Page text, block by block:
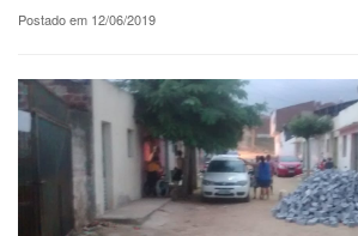
Postado em 12/06/2019